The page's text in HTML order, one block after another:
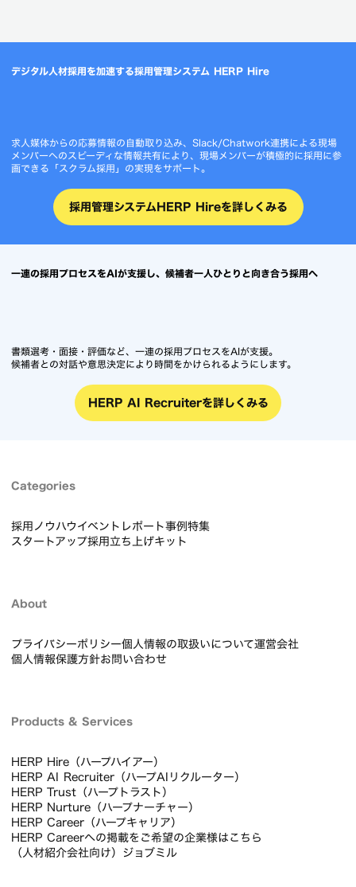
デジタル人材採用を加速する採用管理システム HERP Hire
求人媒体からの応募情報の自動取り込み、Slack/Chatwork連携による現場
メンバーへのスピーディな情報共有により、現場メンバーが積極的に採用に参
画できる「スクラム採用」の実現をサポート。
採用管理システムHERP Hireを詳しくみる
一連の採用プロセスをAIが支援し、候補者一人ひとりと向き合う採用へ
書類選考・面接・評価など、一連の採用プロセスをAIが支援。
候補者との対話や意思決定により時間をかけられるようにします。
HERP AI Recruiterを詳しくみる
Categories
採用ノウハウイベントレポート事例特集
スタートアップ採用立ち上げキット
About
プライバシーポリシー個人情報の取扱いについて運営会社
個人情報保護方針お問い合わせ
Products & Services
HERP Hire（ハープハイアー）
HERP AI Recruiter（ハープAIリクルーター）
HERP Trust（ハープトラスト）
HERP Nurture（ハープナーチャー）
HERP Career（ハープキャリア）
HERP Careerへの掲載をご希望の企業様はこちら
（人材紹介会社向け）ジョブミル